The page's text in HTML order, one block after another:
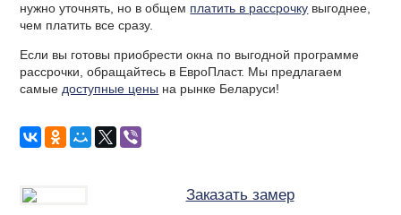
нужно уточнять, но в общем платить в рассрочку выгоднее,
чем платить все сразу.
Если вы готовы приобрести окна по выгодной программе
рассрочки, обращайтесь в ЕвроПласт. Мы предлагаем
самыедоступные цены на рынке Беларуси!
Заказать замер